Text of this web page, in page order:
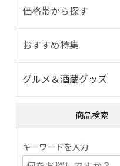
価格帯から探す
おすすめ特集
グルメ＆酒蔵グッズ
商品検索
キーワードを入力